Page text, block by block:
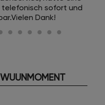
telefonisch sofort und
Dank!